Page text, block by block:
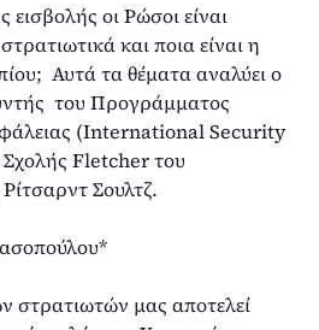
εισβολής οι Ρώσοι είναι
και ποια είναι η
Αυτά τα θέματα αναλύει ο
του Προγράμματος
(International Security
Fletcher του
Σουλτζ.
στρατιωτών μας αποτελεί